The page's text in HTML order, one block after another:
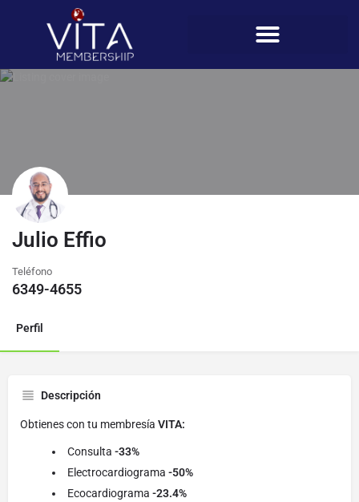
Julio Effio
Teléfono
6349-4655
Perfil
Descripción
Obtienes con tu membresía VITA:
Consulta -33%
Electrocardiograma -50%
Ecocardiograma -23.4%